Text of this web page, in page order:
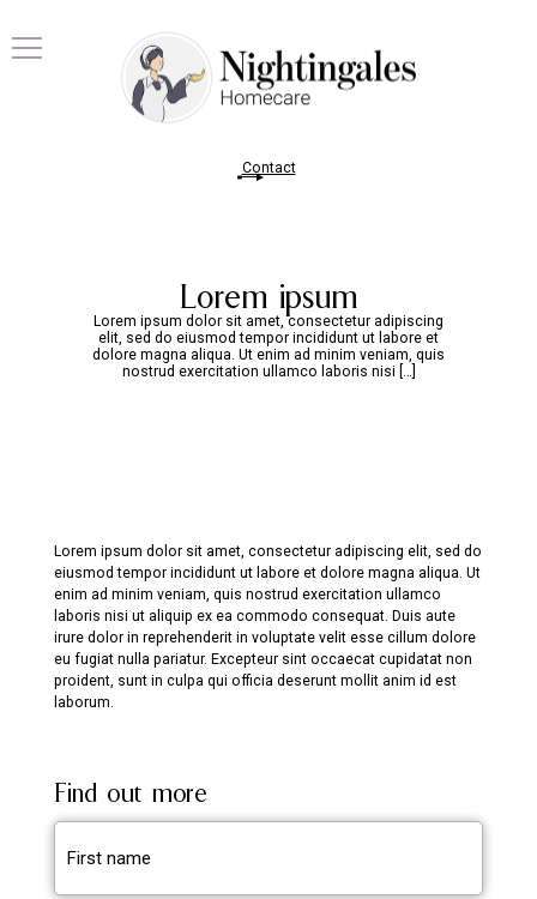
Contact
Lorem ipsum
Lorem ipsum dolor sit amet, consectetur adipiscing
elit, sed do eiusmod tempor incididunt ut labore et
dolore magna aliqua. Ut enim ad minim veniam, quis
nostrud exercitation ullamco laboris nisi […]
Lorem ipsum dolor sit amet, consectetur adipiscing elit, sed do
eiusmod tempor incididunt ut labore et dolore magna aliqua. Ut
enim ad minim veniam, quis nostrud exercitation ullamco
laboris nisi ut aliquip ex ea commodo consequat. Duis aute
irure dolor in reprehenderit in voluptate velit esse cillum dolore
eu fugiat nulla pariatur. Excepteur sint occaecat cupidatat non
proident, sunt in culpa qui officia deserunt mollit anim id est
laborum.
Find out more
First
name